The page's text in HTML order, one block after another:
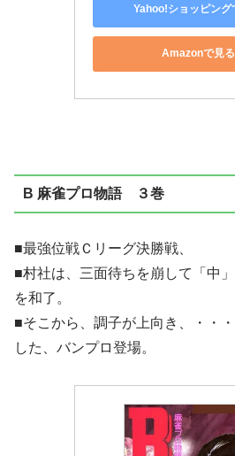
Yahoo!ショッピング
Amazonで見る
B 麻雀プロ物語 ３巻
■最強位戦Ｃリーグ決勝戦、
■村社は、三面待ちを崩して「中
を和了。
■そこから、調子が上向き、・・・
した、バンプロ登場。